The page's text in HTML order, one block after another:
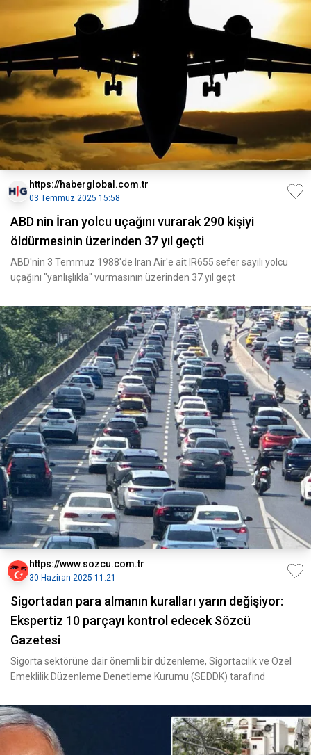
https://haberglobal.com.tr
03 Temmuz 2025 15:58
ABD nin İran yolcu uçağını vurarak 290 kişiyi
öldürmesinin üzerinden 37 yıl geçti
ABD'nin 3 Temmuz 1988'de Iran Air'e ait IR655 sefer sayılı yolcu
uçağını "yanlışlıkla" vurmasının üzerinden 37 yıl geçt
https://www.sozcu.com.tr
30 Haziran 2025 11:21
Sigortadan para almanın kuralları yarın değişiyor:
Ekspertiz 10 parçayı kontrol edecek Sözcü
Gazetesi
Sigorta sektörüne dair önemli bir düzenleme, Sigortacılık ve Özel
Emeklilik Düzenleme Denetleme Kurumu (SEDDK) tarafınd